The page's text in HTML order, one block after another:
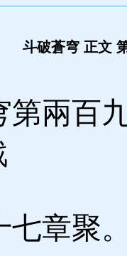
斗破蒼穹 正文
兩百
章聚